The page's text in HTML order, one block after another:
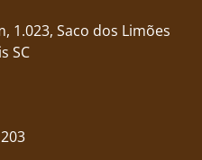
1.023, Saco dos Limões
SC